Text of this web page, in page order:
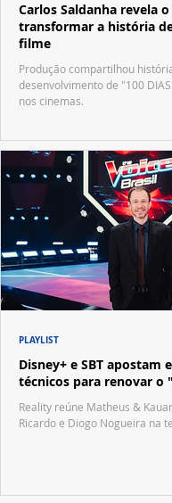
Carlos Saldanha revela
transformar a história
filme
Produção compartilhou
desenvolvimento de "100
nos cinemas.
Disney+ e SBT apostam
técnicos para renovar o
Reality reúne Matheus &
Ricardo e Diogo Nogueira na
PLAYLIST